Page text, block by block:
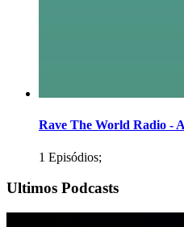
Rave The World Radio -
1 Episódios;
Ultimos Podcasts